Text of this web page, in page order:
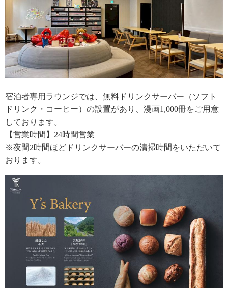
宿泊者専用ラウンジでは、無料ドリンクサーバー（ソフト
ドリンク・コーヒー）の設置があり、漫画1,000冊をご用意
しております。
【営業時間】24時間営業
※夜間2時間ほどドリンクサーバーの清掃時間をいただいて
おります。